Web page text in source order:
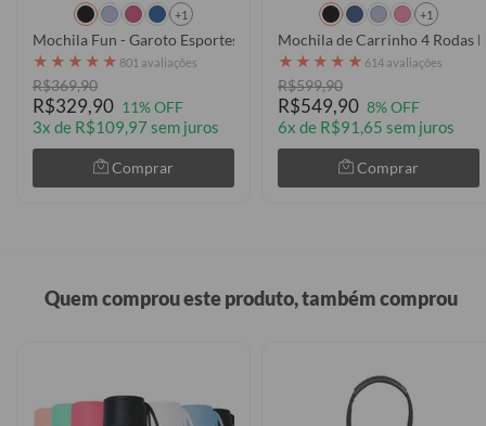
+1
Mochila Fun - Garoto Esportes
★ ★ ★ ★ ★ 801 avaliações
R$369,90
R$329,90 11% OFF
3x de R$109,97 sem juros
Comprar
+1
Mochila de Carrinho 4 Rodas
★ ★ ★ ★ ★ 614 avaliações
R$599,90
R$549,90 8% OFF
6x de R$91,65 sem juros
Comprar
Quem comprou este produto, também comprou